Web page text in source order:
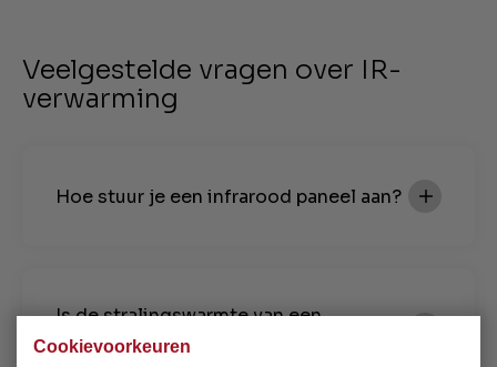
Cookievoorkeuren
Veelgestelde vragen over IR-
verwarming
Hoe stuur je een infrarood paneel aan?
Is de stralingswarmte van een
infrarood verwarming schadelijk?